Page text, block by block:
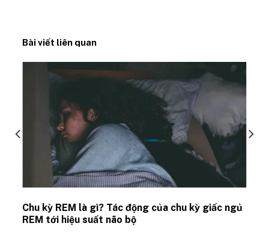
Bài viết liên quan
Chu kỳ REM là gì? Tác động của chu kỳ giấc ngủ
REM tới hiệu suất não bộ